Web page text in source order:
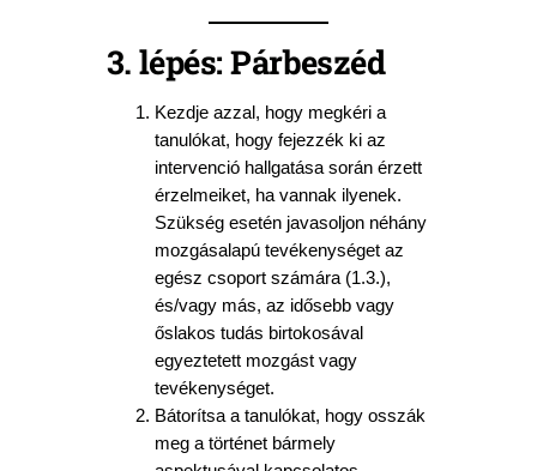
3. lépés: Párbeszéd
Kezdje azzal, hogy megkéri a
tanulókat, hogy fejezzék ki az
intervenció hallgatása során érzett
érzelmeiket, ha vannak ilyenek.
Szükség esetén javasoljon néhány
mozgásalapú tevékenységet az
egész csoport számára (1.3.),
és/vagy más, az idősebb vagy
őslakos tudás birtokosával
egyeztetett mozgást vagy
tevékenységet.
Bátorítsa a tanulókat, hogy osszák
meg a történet bármely